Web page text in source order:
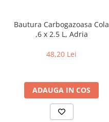
Bautura Carbogazoasa Cola
,6 x 2.5 L, Adria
48,20 Lei
ADAUGA IN COS